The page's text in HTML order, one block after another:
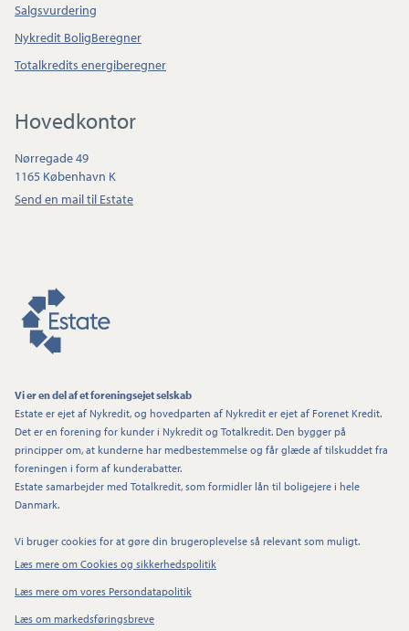
Salgsvurdering
Nykredit BoligBeregner
Totalkredits energiberegner
Hovedkontor
Nørregade 49
1165 København K
Send en mail til Estate
Vi er en del af et foreningsejet selskab
Estate er ejet af Nykredit, og hovedparten af Nykredit er ejet af Forenet Kredit.
Det er en forening for kunder i Nykredit og Totalkredit. Den bygger på
principper om, at kunderne har medbestemmelse og får glæde af tilskuddet fra
foreningen i form af kunderabatter.
Estate samarbejder med Totalkredit, som formidler lån til boligejere i hele
Danmark.
Vi bruger cookies for at gøre din brugeroplevelse så relevant som muligt.
Læs mere om Cookies og sikkerhedspolitik
Læs mere om vores Persondatapolitik
Læs om markedsføringsbreve